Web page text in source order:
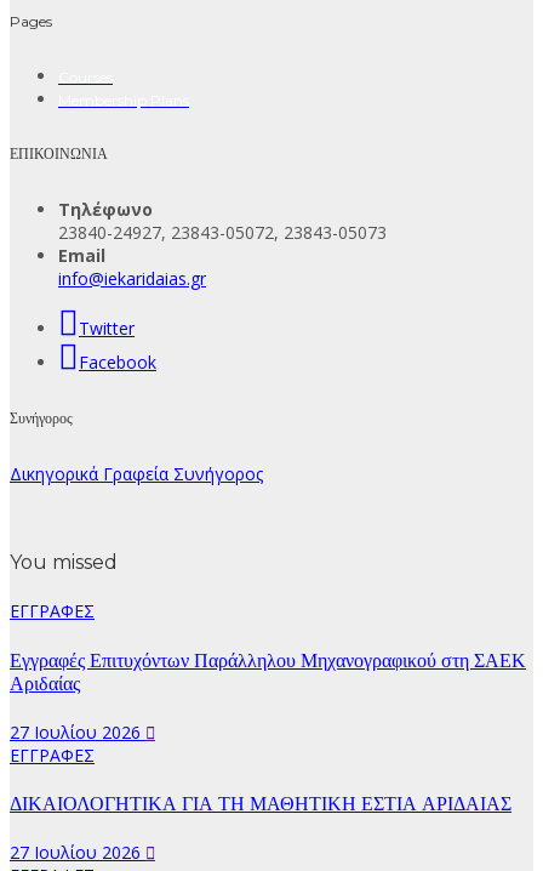
Pages
ΕΠΙΚΟΙΝΩΝΙΑ
Τηλέφωνο
23840-24927, 23843-05072, 23843-05073
Email
info@iekaridaias.gr
Twitter
Facebook
Συνήγορος
Δικηγορικά Γραφεία Συνήγορος
You missed
ΕΓΓΡΑΦΕΣ
Εγγραφές Επιτυχόντων Παράλληλου Μηχανογραφικού στη ΣΑΕΚ
Αριδαίας
27 Ιουλίου 2026
ΕΓΓΡΑΦΕΣ
ΔΙΚΑΙΟΛΟΓΗΤΙΚΑ ΓΙΑ ΤΗ ΜΑΘΗΤΙΚΗ ΕΣΤΙΑ ΑΡΙΔΑΙΑΣ
27 Ιουλίου 2026